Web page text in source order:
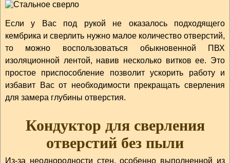
Если у Вас под рукой не оказалось подходящего
кембрика и сверлить нужно малое количество отверстий,
то можно воспользоваться обыкновенной ПВХ
изоляционной лентой, навив несколько витков ее. Это
простое приспособление позволит ускорить работу и
избавит Вас от необходимости прекращать сверления
для замера глубины отверстия.
Кондуктор для сверления
отверстий без пыли
Из-за неоднородности стен, особенно выполненной из